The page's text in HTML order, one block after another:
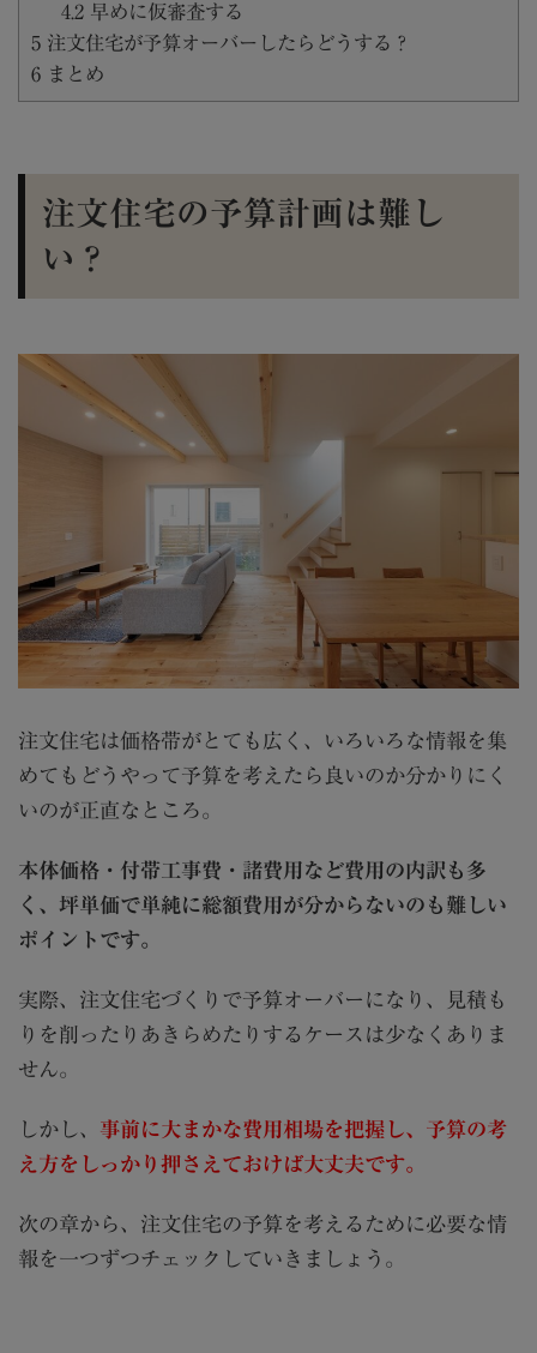
4.2早めに仮審査する
5 注文住宅が予算オーバーしたらどうする？
6 まとめ
注文住宅の予算計画は難し
い？
注文住宅は価格帯がとても広く、いろいろな情報を集
めてもどうやって予算を考えたら良いのか分かりにく
いのが正直なところ。
本体価格・付帯工事費・諸費用など費用の内訳も多
く、坪単価で単純に総額費用が分からないのも難しい
ポイントです。
実際、注文住宅づくりで予算オーバーになり、見積も
りを削ったりあきらめたりするケースは少なくありま
せん。
しかし、 事前に大まかな費用相場を把握し、予算の考
え方をしっかり押さえておけば大丈夫です。
次の章から、注文住宅の予算を考えるために必要な情
報を一つずつチェックしていきましょう。